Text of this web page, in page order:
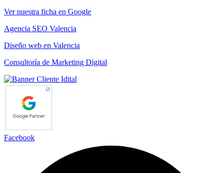
Ver nuestra ficha en Google
Agencia SEO Valencia
Diseño web en Valencia
Consultoría de Marketing Digital
Facebook